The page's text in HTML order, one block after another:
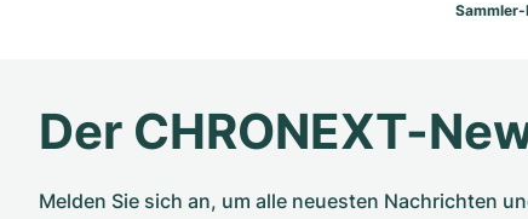
Der CHRONEXT-
Melden Sie sich an, um alle neuesten Nachrichten